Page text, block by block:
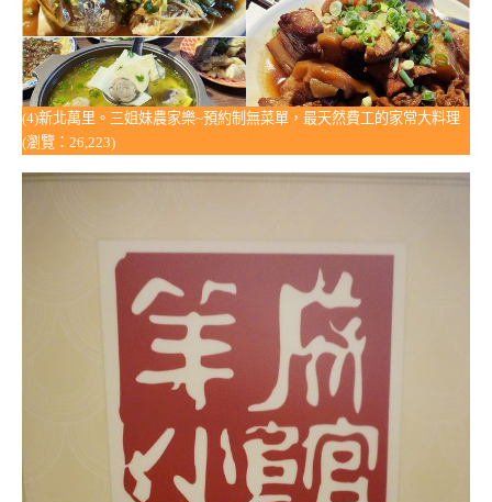
(4)新北萬里。三姐妹農家樂~預約制無菜單，最天然費工的家常大料理
(瀏覽：26,223)